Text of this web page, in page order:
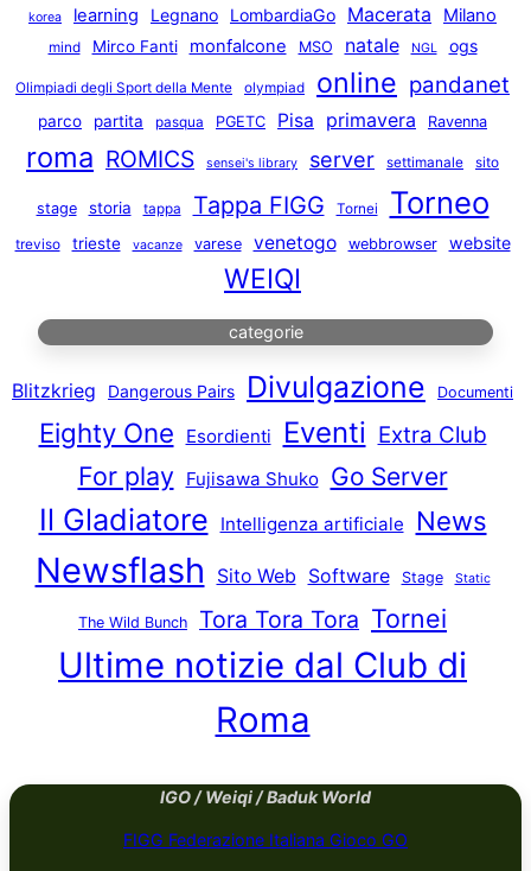
korea learning Legnano LombardiaGo Macerata Milano
mind Mirco Fanti monfalcone MSO natale NGL ogs
Olimpiadi degli Sport della Mente olympiad online pandanet
parco partita pasqua PGETC Pisa primavera Ravenna
roma ROMICS sensei's library server settimanale sito
stage storia tappa Tappa FIGG Tornei Torneo
treviso trieste vacanze varese venetogo webbrowser website
WEIQI
categorie
Blitzkrieg Dangerous Pairs Divulgazione Documenti
Eighty One Esordienti Eventi Extra Club
For play Fujisawa Shuko Go Server
Il Gladiatore Intelligenza artificiale News
Newsflash Sito Web Software Stage Static
The Wild Bunch Tora Tora Tora Tornei
Ultime notizie dal Club di
Roma
IGO / Weiqi / Baduk World
FIGG Federazione Italiana Gioco GO